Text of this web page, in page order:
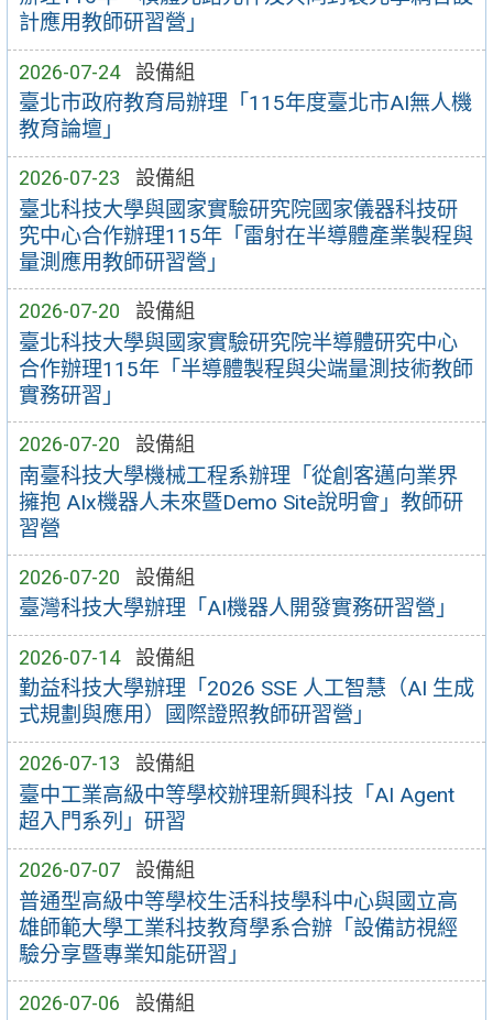
計應用教師研習營」
2026-07-24 設備組
臺北市政府教育局辦理「115年度臺北市AI無人機
教育論壇」
2026-07-23 設備組
臺北科技大學與國家實驗研究院國家儀器科技研
究中心合作辦理115年「雷射在半導體產業製程與
量測應用教師研習營」
2026-07-20 設備組
臺北科技大學與國家實驗研究院半導體研究中心
合作辦理115年「半導體製程與尖端量測技術教師
實務研習」
2026-07-20 設備組
南臺科技大學機械工程系辦理「從創客邁向業界
擁抱 AIx機器人未來暨Demo Site說明會」教師研
習營
2026-07-20 設備組
臺灣科技大學辦理「AI機器人開發實務研習營」
2026-07-14 設備組
勤益科技大學辦理「2026 SSE 人工智慧（AI 生成
式規劃與應用）國際證照教師研習營」
2026-07-13 設備組
臺中工業高級中等學校辦理新興科技「AI Agent
超入門系列」研習
2026-07-07 設備組
普通型高級中等學校生活科技學科中心與國立高
雄師範大學工業科技教育學系合辦「設備訪視經
驗分享暨專業知能研習」
2026-07-06 設備組